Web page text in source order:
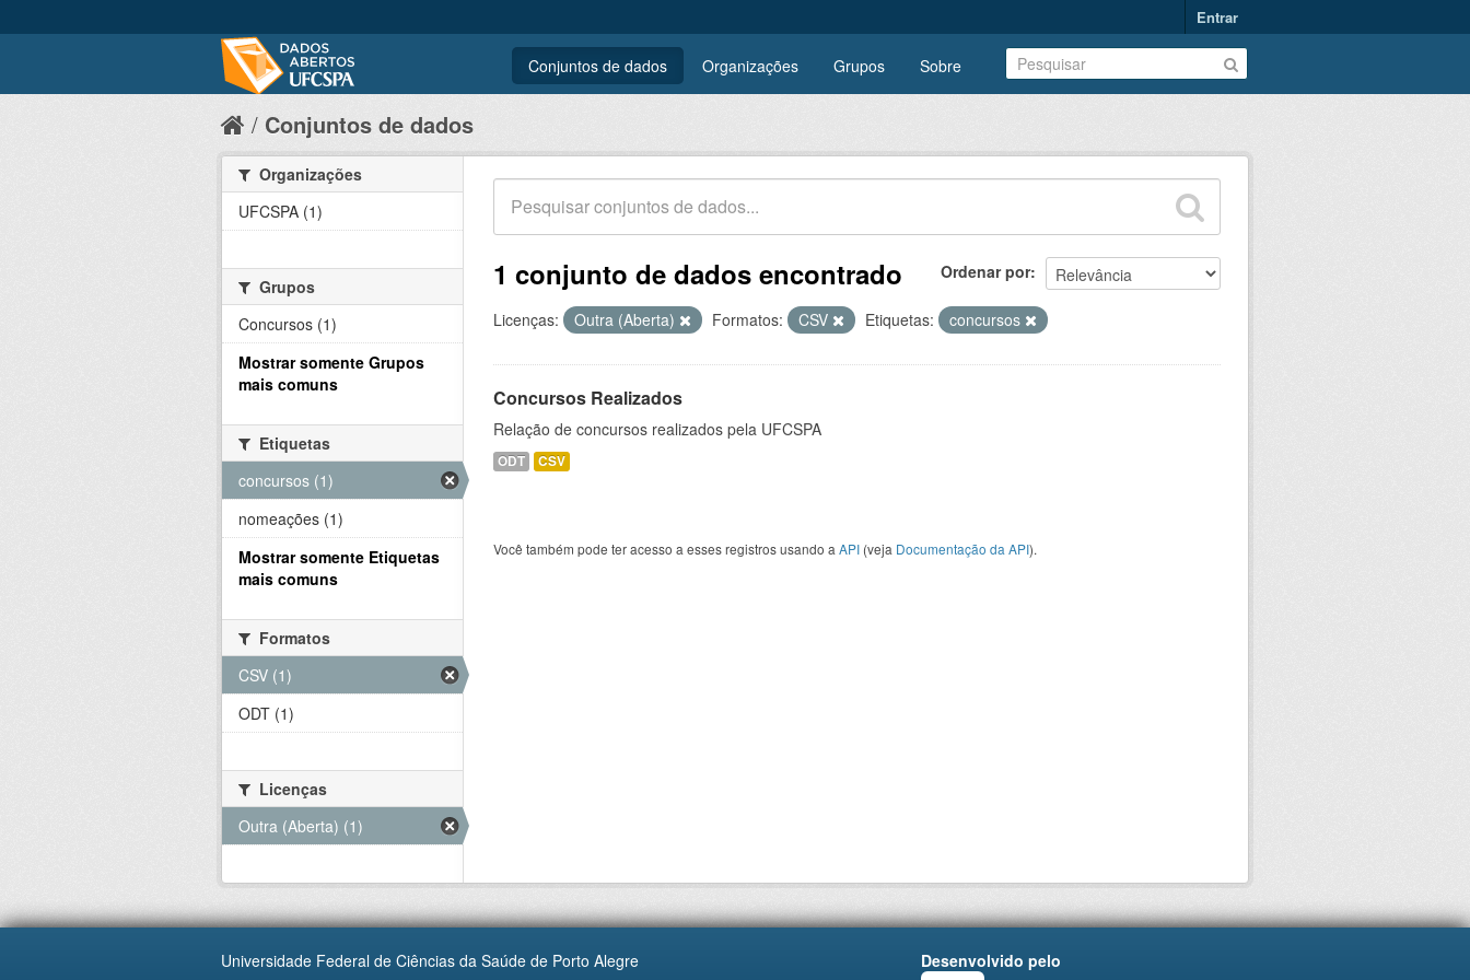
Entrar
Conjuntos de dados Organizações Grupos Sobre
Conjuntos de dados
Ordenar por
1 conjunto de dados encontrado
Licenças: Outra (Aberta) Formatos: CSV Etiquetas: concursos
Concursos Realizados
Relação de concursos realizados pela UFCSPA
ODT CSV
Você também pode ter acesso a esses registros usando a API (veja Documentação da API).
Organizações
UFCSPA (1)
Grupos
Concursos (1)
Mostrar somente Grupos
mais comuns
Etiquetas
concursos (1)
nomeações (1)
Mostrar somente Etiquetas
mais comuns
Formatos
CSV (1)
ODT (1)
Licenças
Outra (Aberta) (1)
Universidade Federal de Ciências da Saúde de Porto Alegre
Desenvolvido pelo